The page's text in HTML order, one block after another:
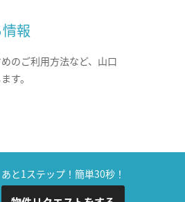
報
のご利用方法など、山口
す。
あと1ステップ！簡単30秒！